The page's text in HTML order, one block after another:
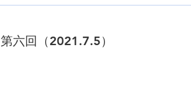
第六回（2021.7.5）